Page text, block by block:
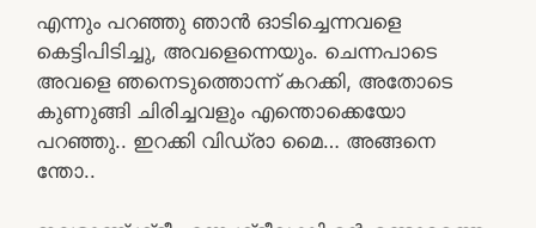
എന്നും പറഞ്ഞു ഞാൻ ഓടിച്ചെന്നവളെ
കെട്ടിപിടിച്ചു, അവളെന്നെയും. ചെന്നപാടെ
അവളെ ഞനെടുത്തൊന്ന് കറക്കി, അതോടെ
കുണുങ്ങി ചിരിച്ചവളും എന്തൊക്കെയോ
പറഞ്ഞു.. ഇറക്കി വിഡ്രാ മൈ… അങ്ങനെ
ന്തോ..